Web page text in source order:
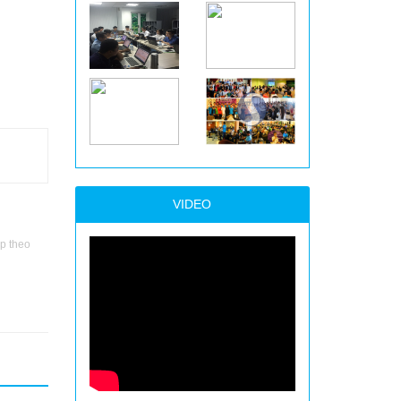
theo
VIDEO